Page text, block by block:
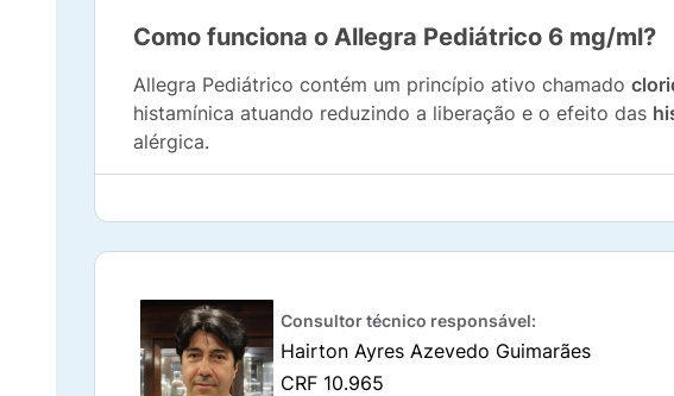
Como funciona o Allegra Pediátrico 6 mg/ml?
Allegra Pediátrico contém um princípio ativo chamado
histamínica atuando reduzindo a liberação e o efeito das
alérgica.
O medicamento começa a agir dentro de 1 hora após a
Composição do Allegra Pediátrico 6 mg/ml
Cada ml de Allegra Pediátrico 6 mg/ml é composto por
Propilenoglicol;
Consultor técnico responsável:
Hairton Ayres Azevedo Guimarães
CRF 10.965